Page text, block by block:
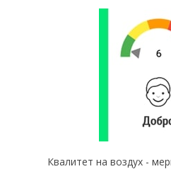
Квалитет на воздух -